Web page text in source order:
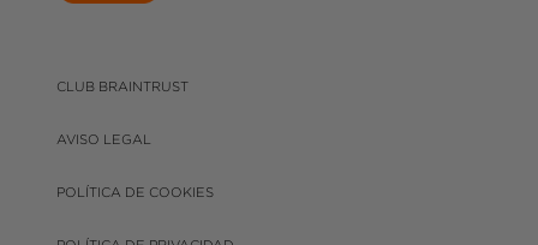
CLUB BRAINTRUST
AVISO LEGAL
POLÍTICA DE COOKIES